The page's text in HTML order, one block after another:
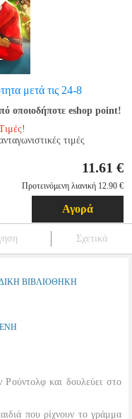
μετά τις 24-8
οποιοδήποτε eshop point!
τιμές
11.61 €
Προτεινόμενη λιανική 12.90 €
Αγορά
Σχετικά
ΒΙΒΛΙΟΘΗΚΗ
και δουλεύει στο
που ρίχνουν το γράμμα